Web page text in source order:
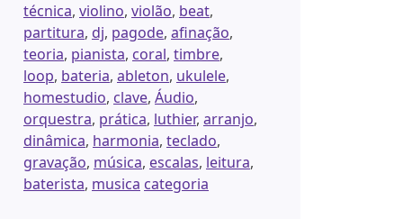
técnica, violino, violão, beat,
partitura, dj, pagode, afinação,
teoria, pianista, coral, timbre,
loop, bateria, ableton, ukulele,
homestudio, clave, Áudio,
orquestra, prática, luthier, arranjo,
dinâmica, harmonia, teclado,
gravação, música, escalas, leitura,
baterista, musica categoria